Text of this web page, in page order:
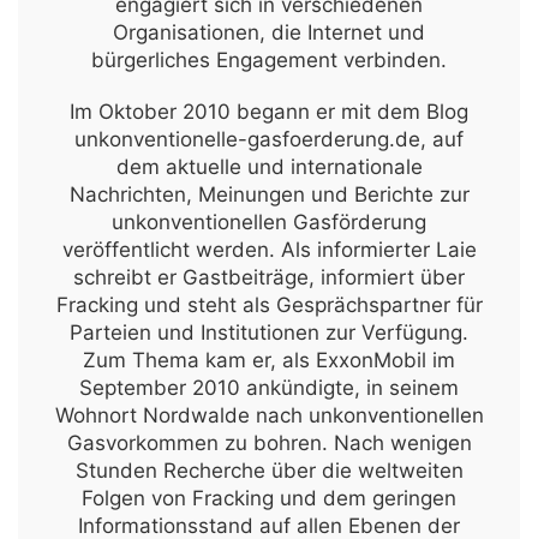
Organisationen, die Internet und
bürgerliches Engagement verbinden.
Im Oktober 2010 begann er mit dem Blog
unkonventionelle-gasfoerderung.de, auf
dem aktuelle und internationale
Nachrichten, Meinungen und Berichte zur
unkonventionellen Gasförderung
veröffentlicht werden. Als informierter Laie
schreibt er Gastbeiträge, informiert über
Fracking und steht als Gesprächspartner für
Parteien und Institutionen zur Verfügung.
Zum Thema kam er, als ExxonMobil im
September 2010 ankündigte, in seinem
Wohnort Nordwalde nach unkonventionellen
Gasvorkommen zu bohren. Nach wenigen
Stunden Recherche über die weltweiten
Folgen von Fracking und dem geringen
Informationsstand auf allen Ebenen der